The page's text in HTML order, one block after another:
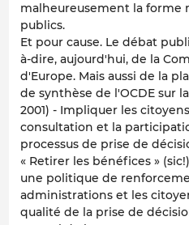
malheureusement la forme
publics.
Et pour cause. Le débat
à-dire, aujourd'hui, de la
d'Europe. Mais aussi de la
de synthèse de l'OCDE sur
2001) - Impliquer les
consultation et la
processus de prise de
« Retirer les bénéfices »
une politique de
administrations et les
qualité de la prise de